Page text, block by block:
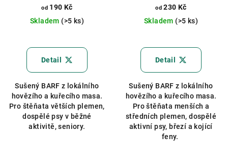
od 190 Kč
Skladem (>5 ks)
hodnocení
produktu
z
5
hvězdiček.
Detail
Sušený BARF z lokálního
hovězího a kuřecího masa.
Pro štěňata větších plemen,
dospělé psy v běžné
aktivitě, seniory.
od 230 Kč
Skladem (>5 ks)
Detail
Sušený BARF z lokálního
hovězího a kuřecího masa.
Pro štěňata menších a
středních plemen, dospělé
aktivní psy, březí a kojící
feny.